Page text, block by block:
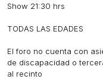
Show 21:30 hrs
TODAS LAS EDADES
El foro no cuenta con
de discapacidad o
al recinto